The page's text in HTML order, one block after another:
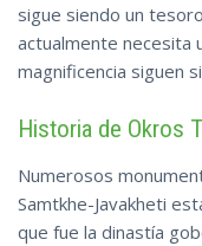
sigue siendo un
actualmente necesita
magnificencia siguen
Historia de Okros
Numerosos
Samtkhe-Javakheti
que fue la dinastía